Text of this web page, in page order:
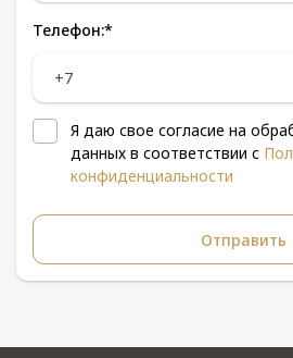
Телефон:*
Я даю свое согласие на
данных в соответствии с
конфиденциальности